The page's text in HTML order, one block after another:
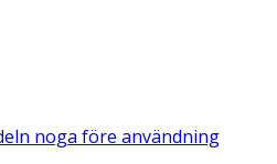
noga före användning